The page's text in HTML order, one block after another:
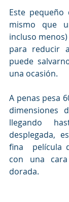
Este
mismo que
incluso
para reducir
puede
una ocasión.
A penas pesa
dimensiones
llegando
desplegada,
fina  película
con una
dorada.